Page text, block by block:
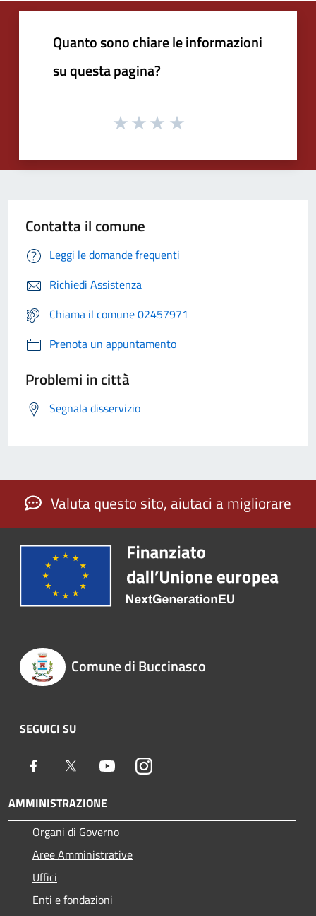
Quanto sono chiare le informazioni
su questa pagina?
Contatta il comune
Leggi le domande frequenti
Richiedi Assistenza
Chiama il comune 02457971
Prenota un appuntamento
Problemi in città
Segnala disservizio
Valuta questo sito, aiutaci a migliorare
Comune di Buccinasco
SEGUICI SU
Facebook Twitter YoutubeInstagram
AMMINISTRAZIONE
Organi di Governo
Aree Amministrative
Uffici
Enti e fondazioni